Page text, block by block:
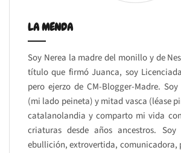
LA MENDA
Soy Nerea la madre del monillo y de
título que firmó Juanca, soy
pero ejerzo de CM-Blogger-Madre.
(mi lado peineta) y mitad vasca (léase
catalanolandia y comparto mi vida
criaturas desde años ancestros.
ebullición, extrovertida, comunicadora,